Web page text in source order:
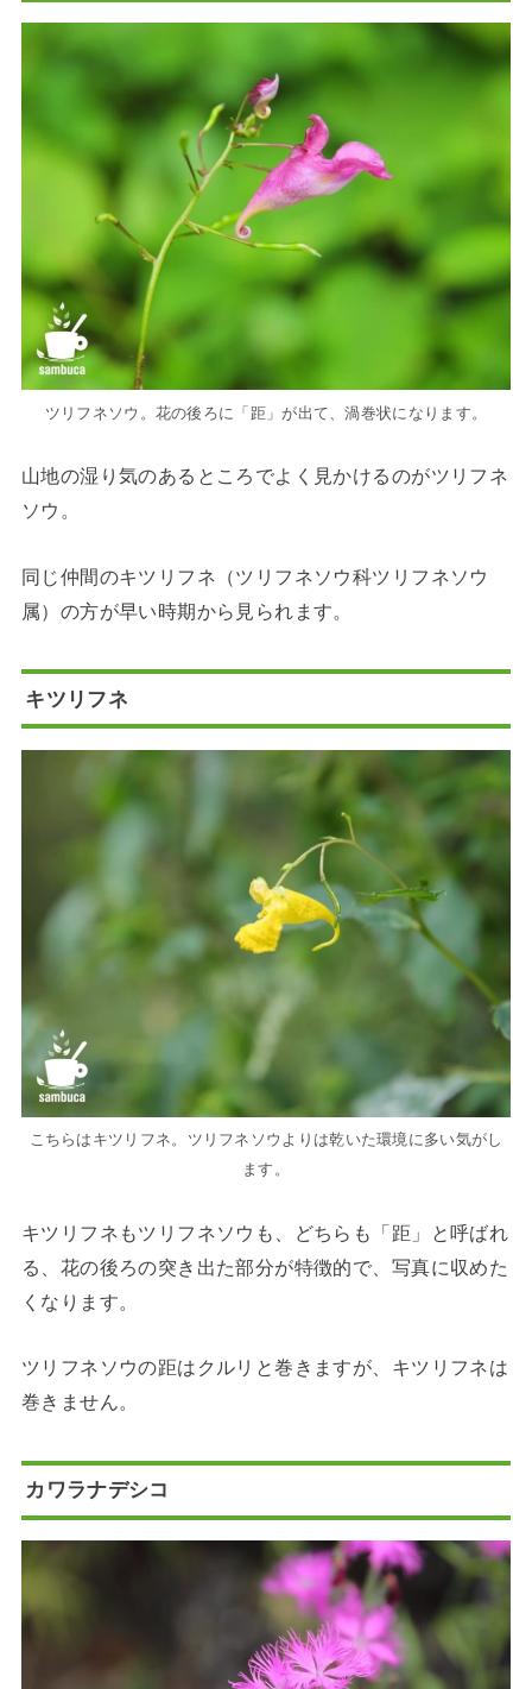
ツリフネソウ。花の後ろに「距」が出て、渦巻状になります。
山地の湿り気のあるところでよく見かけるのがツリフネ
ソウ。
同じ仲間のキツリフネ（ツリフネソウ科ツリフネソウ
属）の方が早い時期から見られます。
キツリフネ
こちらはキツリフネ。ツリフネソウよりは乾いた環境に多い気がし
ます。
キツリフネもツリフネソウも、どちらも「距」と呼ばれ
る、花の後ろの突き出た部分が特徴的で、写真に収めた
くなります。
ツリフネソウの距はクルリと巻きますが、キツリフネは
巻きません。
カワラナデシコ